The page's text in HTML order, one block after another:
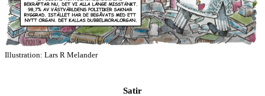
Illustration: Lars R Melander
Satir